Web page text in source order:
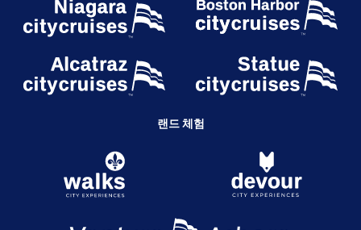
랜드 체험